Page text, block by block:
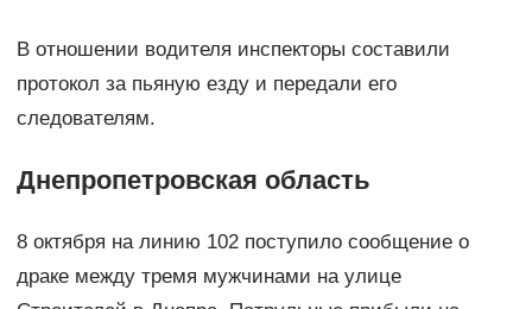
В отношении водителя инспекторы составили
протокол за пьяную езду и передали его
следователям.
Днепропетровская область
8 октября на линию 102 поступило сообщение о
драке между тремя мужчинами на улице